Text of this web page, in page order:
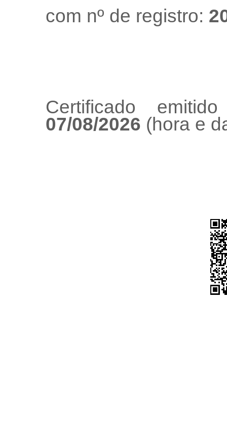
com nº de registro:
Certificado
07/08/2026 (hora e